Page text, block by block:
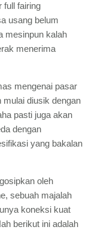
full fairing
usang belum
mesinpun kalah
menerima
mengenai pasar
mulai diusik dengan
pasti juga akan
dengan
yang bakalan
oleh
sebuah majalah
koneksi kuat
berikut ini adalah